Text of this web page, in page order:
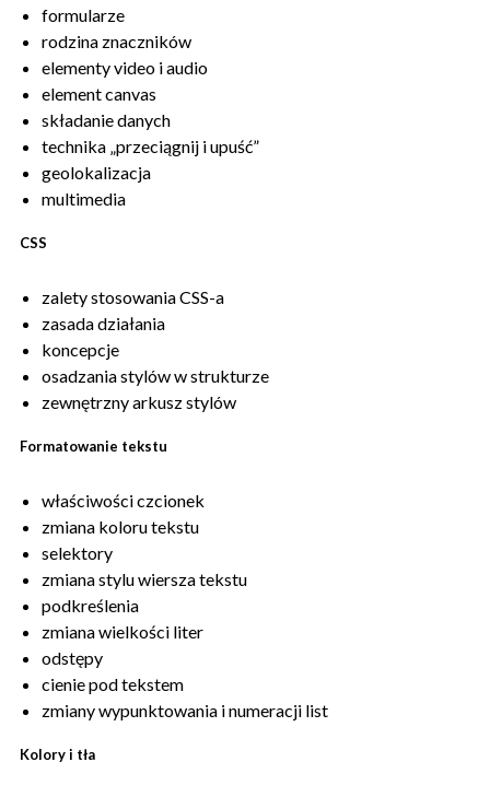
formularze
rodzina znaczników
elementy video i audio
element canvas
składanie danych
technika „przeciągnij i upuść”
geolokalizacja
multimedia
CSS
zalety stosowania CSS-a
zasada działania
koncepcje
osadzania stylów w strukturze
zewnętrzny arkusz stylów
Formatowanie tekstu
właściwości czcionek
zmiana koloru tekstu
selektory
zmiana stylu wiersza tekstu
podkreślenia
zmiana wielkości liter
odstępy
cienie pod tekstem
zmiany wypunktowania i numeracji list
Kolory i tła